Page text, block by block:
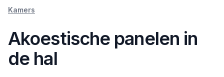
Kamers
Akoestische panelen in
de hal